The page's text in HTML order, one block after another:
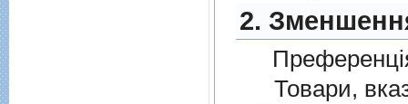
2.
Товари,